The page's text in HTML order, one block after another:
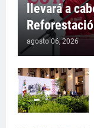
llevará a
agosto 06, 2026